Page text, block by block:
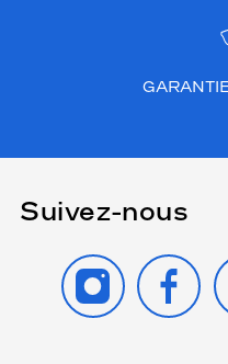
Suivez-nous
INSTAGRAM